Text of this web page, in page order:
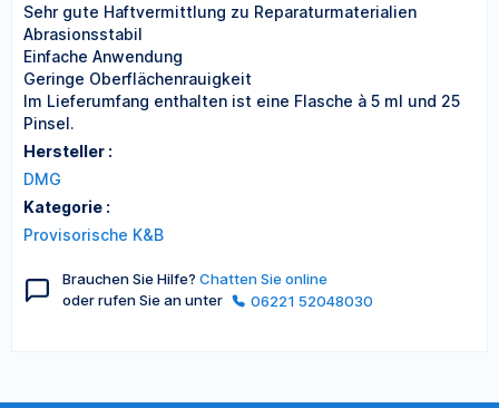
Sehr gute Haftvermittlung zu Reparaturmaterialien
Abrasionsstabil
Einfache Anwendung
Geringe Oberflächenrauigkeit
Im Lieferumfang enthalten ist eine Flasche à 5 ml und 25
Pinsel.
Hersteller :
DMG
Kategorie :
Provisorische K&B
Brauchen Sie Hilfe? Chatten Sie online
oder rufen Sie an unter
06221 52048030